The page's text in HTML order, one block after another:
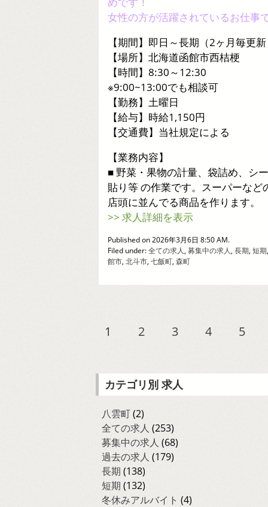
女性の方が活躍されているお仕事
【期間】即日～長期（2ヶ月毎更
【場所】北海道函館市西桔梗
【時間】8:30～12:30
※9:00~13:00でも相談可
【勤務】土曜日
【給与】時給1,150円
【交通費】当社規定による
【業務内容】
■ 野菜・果物の計量、袋詰め、シ
貼り等 の作業です。スーパーなど
店頭に並んでる商品を作ります。
>> 求人詳細を表示
Published on 2026年3月6日 8:50 AM.
Filed under:全ての求人, 募集中の求人, 長期, 短期
館市, 北斗市, 七飯町, 森町
1 2 3 4 5
カテゴリ別 求人
八雲町(2)
全ての求人 (253)
募集中の求人 (68)
過去の求人 (179)
長期 (138)
短期 (132)
冬休みアルバイト (4)